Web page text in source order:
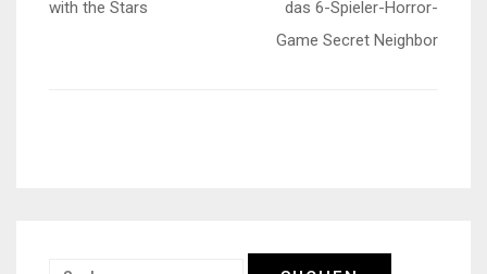
with the Stars
das 6-Spieler-Horror-
Game Secret Neighbor